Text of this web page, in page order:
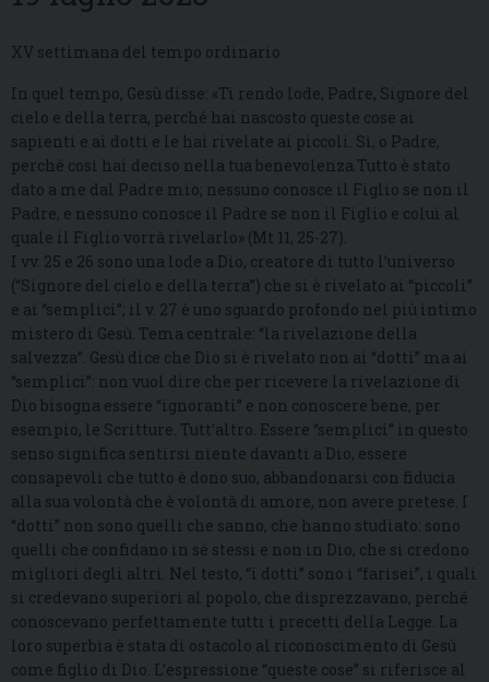
XV settimana del tempo ordinario
In quel tempo, Gesù disse: «Ti rendo lode, Padre, Signore del
cielo e della terra, perché hai nascosto queste cose ai
sapienti e ai dotti e le hai rivelate ai piccoli. Sì, o Padre,
perché così hai deciso nella tua benevolenza.Tutto è stato
dato a me dal Padre mio; nessuno conosce il Figlio se non il
Padre, e nessuno conosce il Padre se non il Figlio e colui al
quale il Figlio vorrà rivelarlo» (Mt 11, 25-27).
I vv. 25 e 26 sono una lode a Dio, creatore di tutto l’universo
(“Signore del cielo e della terra”) che si è rivelato ai “piccoli”
e ai “semplici”; il v. 27 è uno sguardo profondo nel più intimo
mistero di Gesù. Tema centrale: “la rivelazione della
salvezza”. Gesù dice che Dio si è rivelato non ai “dotti” ma ai
“semplici”: non vuol dire che per ricevere la rivelazione di
Dio bisogna essere “ignoranti” e non conoscere bene, per
esempio, le Scritture. Tutt’altro. Essere “semplici” in questo
senso significa sentirsi niente davanti a Dio, essere
consapevoli che tutto è dono suo, abbandonarsi con fiducia
alla sua volontà che è volontà di amore, non avere pretese. I
“dotti” non sono quelli che sanno, che hanno studiato: sono
quelli che confidano in sé stessi e non in Dio, che si credono
migliori degli altri. Nel testo, “i dotti” sono i “farisei”, i quali
si credevano superiori al popolo, che disprezzavano, perché
conoscevano perfettamente tutti i precetti della Legge. La
loro superbia è stata di ostacolo al riconoscimento di Gesù
come figlio di Dio. L’espressione “queste cose” si riferisce al